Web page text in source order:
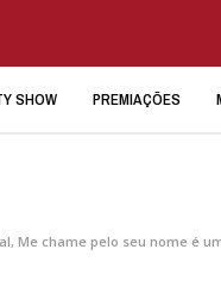
SHOW PREMIAÇÕES
Me chame pelo seu nome é